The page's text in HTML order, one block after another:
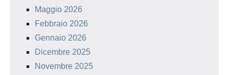
Maggio 2026
Febbraio 2026
Gennaio 2026
Dicembre 2025
Novembre 2025